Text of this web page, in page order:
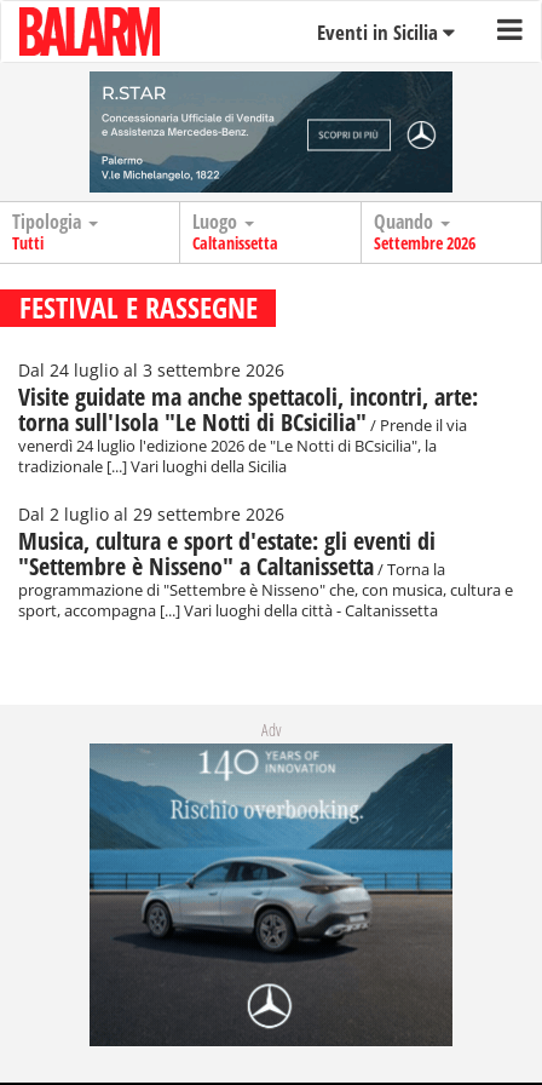
Eventi in Sicilia
Tipologia
Tutti
Luogo
Caltanissetta
Quando
Settembre 2026
FESTIVAL E RASSEGNE
Dal 24 luglio al 3 settembre 2026
Visite guidate ma anche spettacoli, incontri, arte:
torna sull'Isola "Le Notti di BCsicilia" / Prende il via
venerdì 24 luglio l'edizione 2026 de "Le Notti di BCsicilia", la
tradizionale [...] Vari luoghi della Sicilia
Dal 2 luglio al 29 settembre 2026
Musica, cultura e sport d'estate: gli eventi di
"Settembre è Nisseno" a Caltanissetta/ Torna la
programmazione di "Settembre è Nisseno" che, con musica, cultura e
sport, accompagna [...] Vari luoghi della città - Caltanissetta
Adv